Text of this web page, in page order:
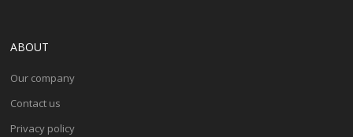
ABOUT
Our company
Contact us
Privacy policy